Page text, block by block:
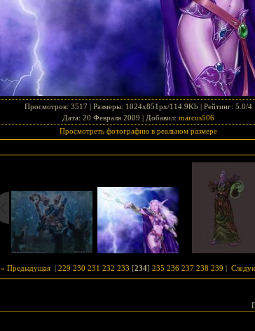
Просмотров: 3517 | Размеры: 1024x851px/114.9Kb | Рейтинг: 5.0/4
Дата: 20 Февраля 2009 | Добавил: marcus506
Просмотреть фотографию в реальном размере
« Предыдущая| 229 230 231 232 233 [234] 235 236 237 238 239 |